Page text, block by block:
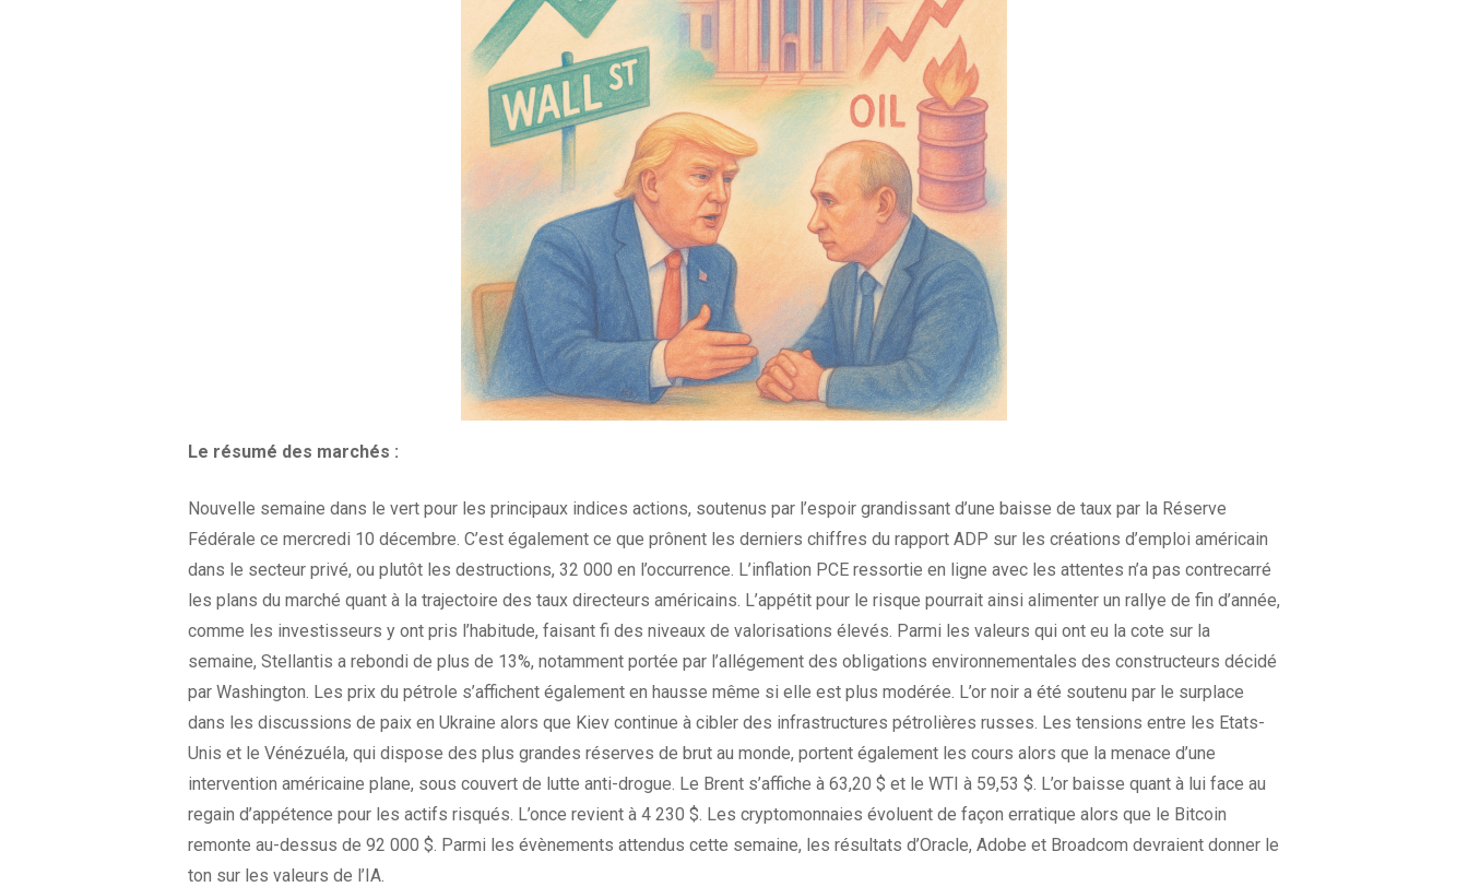
Le résumé des marchés :
Nouvelle semaine dans le vert pour les principaux indices actions, soutenus par l’espoir grandissant d’une baisse de taux par la Réserve
Fédérale ce mercredi 10 décembre. C’est également ce que prônent les derniers chiffres du rapport ADP sur les créations d’emploi américain
dans le secteur privé, ou plutôt les destructions, 32 000 en l’occurrence. L’inflation PCE ressortie en ligne avec les attentes n’a pas contrecarré
les plans du marché quant à la trajectoire des taux directeurs américains. L’appétit pour le risque pourrait ainsi alimenter un rallye de fin d’année,
comme les investisseurs y ont pris l’habitude, faisant fi des niveaux de valorisations élevés. Parmi les valeurs qui ont eu la cote sur la
semaine, Stellantis a rebondi de plus de 13%, notamment portée par l’allégement des obligations environnementales des constructeurs décidé
par Washington. Les prix du pétrole s’affichent également en hausse même si elle est plus modérée. L’or noir a été soutenu par le surplace
dans les discussions de paix en Ukraine alors que Kiev continue à cibler des infrastructures pétrolières russes. Les tensions entre les Etats-
Unis et le Vénézuéla, qui dispose des plus grandes réserves de brut au monde, portent également les cours alors que la menace d’une
intervention américaine plane, sous couvert de lutte anti-drogue. Le Brent s’affiche à 63,20 $ et le WTI à 59,53 $. L’or baisse quant à lui face au
regain d’appétence pour les actifs risqués. L’once revient à 4 230 $. Les cryptomonnaies évoluent de façon erratique alors que le Bitcoin
remonte au-dessus de 92 000 $. Parmi les évènements attendus cette semaine, les résultats d’Oracle, Adobe et Broadcom devraient donner le
ton sur les valeurs de l’IA.